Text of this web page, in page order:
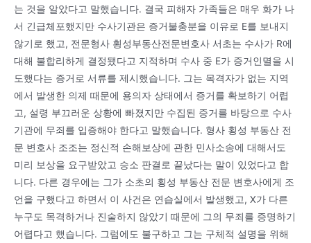
는 것을 알았다고 말했습니다. 결국 피해자 가족들은 매우 화가 나
서 긴급체포했지만 수사기관은 증거불충분을 이유로 E를 보내지
않기로 했고, 전문형사 횡성부동산전문변호사 서초는 수사가 R에
대해 불합리하게 결정됐다고 지적하며 수사 중 E가 증거인멸을 시
도했다는 증거로 서류를 제시했습니다. 그는 목격자가 없는 지역
에서 발생한 의제 때문에 용의자 상태에서 증거를 확보하기 어렵
고, 설령 부끄러운 상황에 빠졌지만 수집된 증거를 바탕으로 수사
기관에 무죄를 입증해야 한다고 말했습니다. 형사 횡성 부동산 전
문 변호사 조조는 정신적 손해보상에 관한 민사소송에 대해서도
미리 보상을 요구받았고 승소 판결로 끝났다는 말이 있었다고 합
니다. 다른 경우에는 그가 소초의 횡성 부동산 전문 변호사에게 조
언을 구했다고 하면서 이 사건은 연습실에서 발생했고, X가 다른
누구도 목격하거나 진술하지 않았기 때문에 그의 무죄를 증명하기
어렵다고 했습니다. 그럼에도 불구하고 그는 구체적 설명을 위해